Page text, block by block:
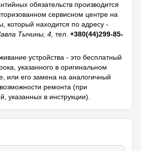
обязательств производится
сервисном центре на
который находится по адресу -
Тычины, 4, тел. +380(44)299-85-
устройства - это бесплатный
указанного в оригинальном
или его замена на аналогичный
ремонта (при
указанных в инструкции).